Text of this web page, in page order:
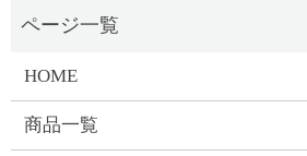
HOME
商品一覧